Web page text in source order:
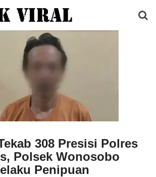
308 Presisi Polres
Polsek Wonosobo
Penipuan